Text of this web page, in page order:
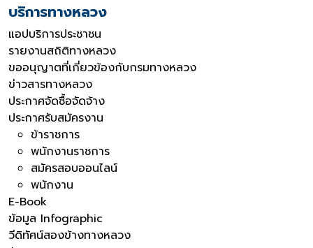
บริการทางหลวง
แอปบริการประชาชน
รายงานสถิติทางหลวง
ขออนุญาตที่เกี่ยวข้องกับกรมทางหลวง
ข่าวสารทางหลวง
ประกาศจัดซื้อจัดจ้าง
ประกาศรับสมัครงาน
ข้าราชการ
พนักงานราชการ
สมัครสอบออนไลน์
พนักงาน
E-Book
ข้อมูล Infographic
วีดิทัศน์สองข้างทางหลวง